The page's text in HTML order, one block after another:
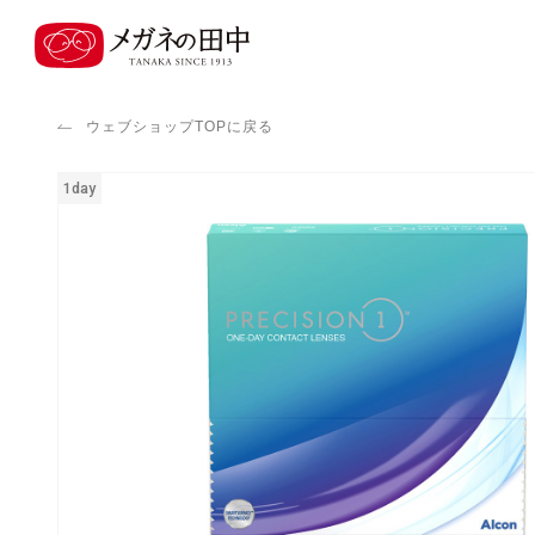
ウェブショップTOPに戻る
1day